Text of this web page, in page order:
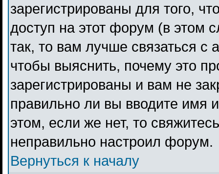
зарегистрированы для того,
доступ на этот форум (в этом
так, то вам лучше связаться
чтобы выяснить, почему это
зарегистрированы и вам не
правильно ли вы вводите имя
этом, если же нет, то
неправильно настроил форум.
Вернуться к началу